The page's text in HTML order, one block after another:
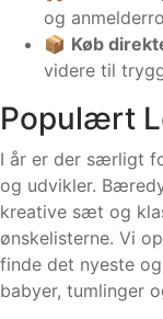
og
📦 Køb
videre til
Populært
I år er der særligt
og udvikler.
kreative sæt og
ønskelisterne. Vi
finde det nyeste
babyer, tumlinger